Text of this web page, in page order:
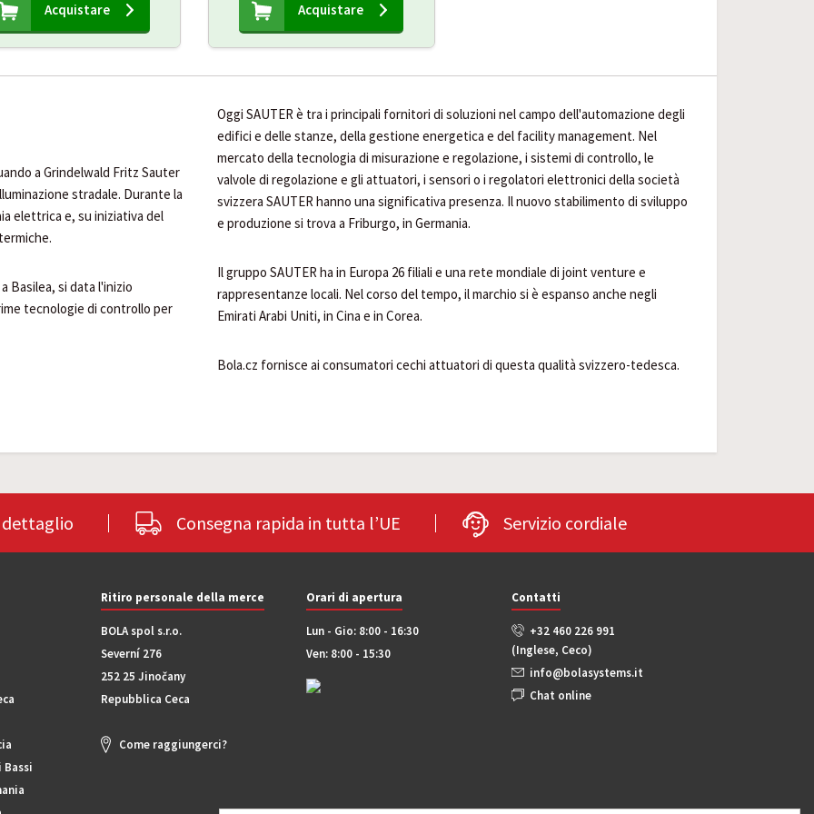
Acquistare Acquistare
a Grindelwald Fritz Sauter
stradale. Durante la
elettrica e, su iniziativa del
Basilea, si data l'inizio
tecnologie di controllo per
Oggi SAUTER è tra i principali fornitori di soluzioni nel campo dell'automazione degli
edifici e delle stanze, della gestione energetica e del facility management. Nel
mercato della tecnologia di misurazione e regolazione, i sistemi di controllo, le
valvole di regolazione e gli attuatori, i sensori o i regolatori elettronici della società
svizzera SAUTER hanno una significativa presenza. Il nuovo stabilimento di sviluppo
e produzione si trova a Friburgo, in Germania.
Il gruppo SAUTER ha in Europa 26 filiali e una rete mondiale di joint venture e
rappresentanze locali. Nel corso del tempo, il marchio si è espanso anche negli
Emirati Arabi Uniti, in Cina e in Corea.
Bola.cz fornisce ai consumatori cechi attuatori di questa qualità svizzero-tedesca.
dettaglio Consegna rapida in tutta l’UE Servizio cordiale
Bassi
Ritiro personale della merce
BOLA spol s.r.o.
Severní 276
252 25 Jinočany
Repubblica Ceca
Come raggiungerci?
Orari di apertura
Lun - Gio: 8:00 - 16:30
Ven: 8:00 - 15:30
Contatti
+32 460 226 991
(Inglese, Ceco)
info@bolasystems.it
Chat online